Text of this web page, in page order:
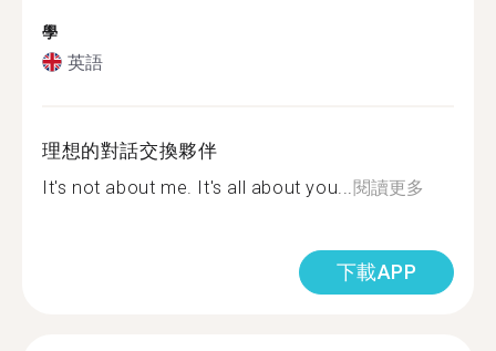
學
英語
理想的對話交換夥伴
It's not about me. It's all about you... 閱讀更多
下載APP